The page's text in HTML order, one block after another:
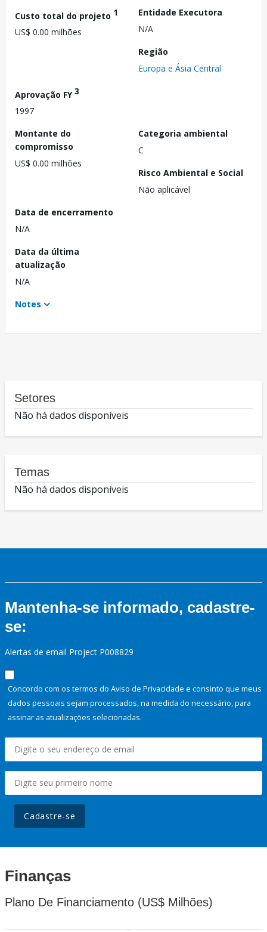
Custo total do projeto 1
US$ 0.00 milhões
Entidade Executora
N/A
Região
Europa e Ásia Central
Aprovação FY3
1997
Montante do
compromisso
US$ 0.00 milhões
Categoria ambiental
C
Risco Ambiental e Social
Não aplicável
Data de encerramento
N/A
Data da última
atualização
N/A
Notes
Setores
Não há dados disponíveis
Temas
Não há dados disponíveis
Mantenha-se informado, cadastre-
se:
Alertas de email Project P008829
Concordo com os termos do Aviso de Privacidade e consinto que meus
dados pessoais sejam processados, na medida do necessário, para
assinar as atualizações selecionadas.
Cadastre-se
Finanças
Plano De Financiamento (US$ Milhões)